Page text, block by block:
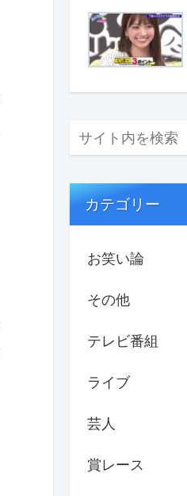
カテゴリー
お笑い論
その他
テレビ番組
ライブ
芸人
賞レース